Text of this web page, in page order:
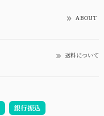
ABOUT
送料について
銀行振込